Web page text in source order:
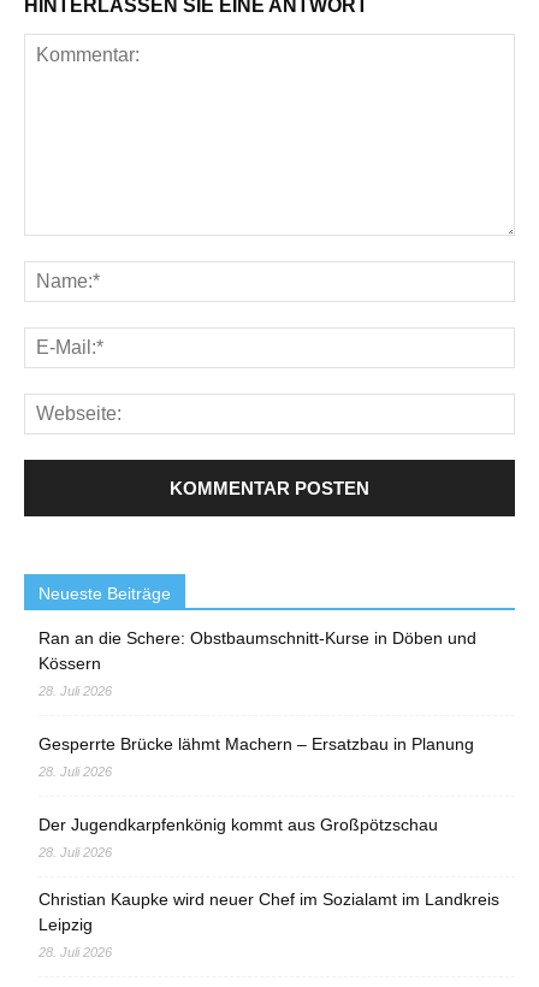
HINTERLASSEN SIE EINE ANTWORT
Neueste Beiträge
Ran an die Schere: Obstbaumschnitt-Kurse in Döben und
Kössern
28. Juli 2026
Gesperrte Brücke lähmt Machern – Ersatzbau in Planung
28. Juli 2026
Der Jugendkarpfenkönig kommt aus Großpötzschau
28. Juli 2026
Christian Kaupke wird neuer Chef im Sozialamt im Landkreis
Leipzig
28. Juli 2026